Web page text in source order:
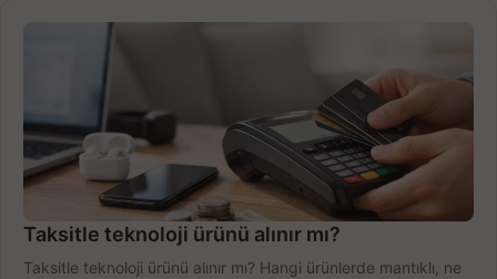
Taksitle teknoloji ürünü alınır mı?
Taksitle teknoloji ürünü alınır mı? Hangi ürünlerde mantıklı, ne